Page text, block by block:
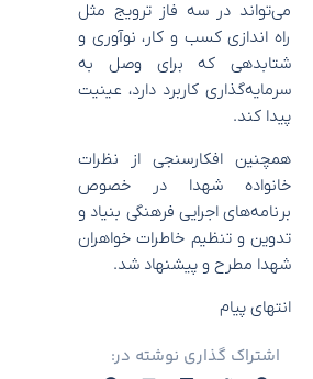
می‌تواند در سه فاز ترویج مثل
راه اندازی کسب و کار، نوآوری و
شتابدهی که برای وصل به
سرمایه‌گذاری کاربرد دارد، عینیت
پیدا کند.
همچنین افکارسنجی از نظرات
خانواده شهدا در خصوص
برنامه‌های اجرایی فرهنگی بنیاد و
تدوین و تنظیم خاطرات خواهران
شهدا مطرح و پیشنهاد شد.
انتهای پیام
اشتراک گذاری نوشته در: